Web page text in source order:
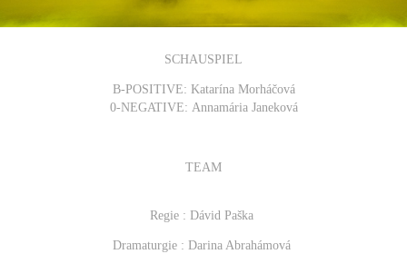
SCHAUSPIEL
B-POSITIVE: Katarína Morháčová
0-NEGATIVE: Annamária Janeková
TEAM
Regie : Dávid Paška
Dramaturgie : Darina Abrahámová